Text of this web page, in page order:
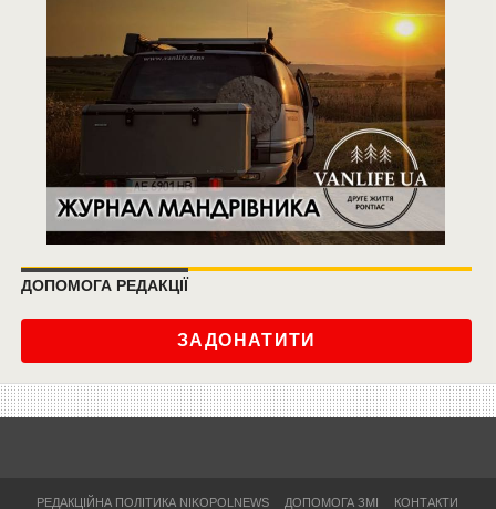
ДОПОМОГА РЕДАКЦІЇ
ЗАДОНАТИТИ
РЕДАКЦІЙНА ПОЛІТИКА NIKOPOLNEWS ДОПОМОГА ЗМІ КОНТАКТИ